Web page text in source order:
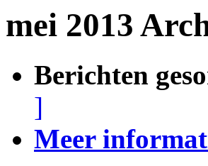
mei 2013
Berichten
]
Meer